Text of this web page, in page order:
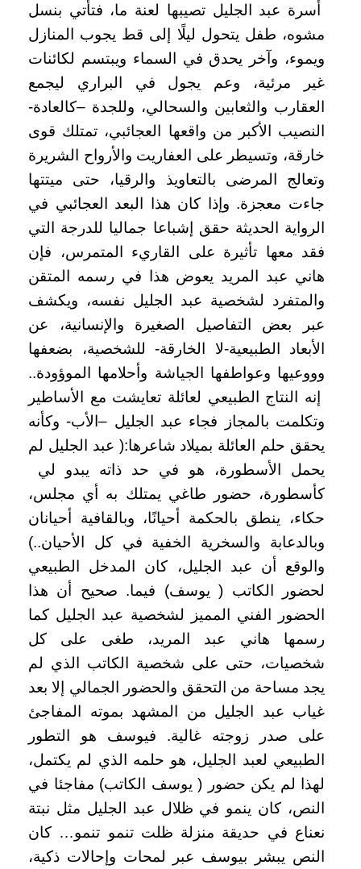
أسرة عبد الجليل تصيبها لعنة ما، فتأتي بنسل
مشوه، طفل يتحول ليلًا إلى قط يجوب المنازل
ويموء، وآخر يحدق في السماء ويبتسم لكائنات
غير مرئية، وعم يجول في البراري ليجمع
العقارب والثعابين والسحالي، وللجدة –كالعادة-
النصيب الأكبر من واقعها العجائبي، تمتلك قوى
خارقة، وتسيطر على العفاريت والأرواح الشريرة
وتعالج المرضى بالتعاويذ والرقيا، حتى ميتتها
جاءت معجزة. وإذا كان هذا البعد العجائبي في
الرواية الحديثة حقق إشباعا جماليا للدرجة التي
فقد معها تأثيرة على القاريء المتمرس، فإن
هاني عبد المريد يعوض هذا في رسمه المتقن
والمتفرد لشخصية عبد الجليل نفسه، ويكشف
عبر بعض التفاصيل الصغيرة والإنسانية، عن
الأبعاد الطبيعية-لا الخارقة- للشخصية، بضعفها
وووعيها وعواطفها الجياشة وأحلامها الموؤودة..
إنه النتاج الطبيعي لعائلة تعايشت مع الأساطير
وتكلمت بالمجاز فجاء عبد الجليل –الأب- وكأنه
يحقق حلم العائلة بميلاد شاعرها:( عبد الجليل لم
يحمل الأسطورة، هو في حد ذاته يبدو لي
كأسطورة، حضور طاغي يمتلك به أي مجلس،
حكاء، ينطق بالحكمة أحيانًا، وبالقافية أحيانان
وبالدعابة والسخرية الخفية في كل الأحيان..)
والوقع أن عبد الجليل، كان المدخل الطبيعي
لحضور الكاتب ( يوسف) فيما. صحيح أن هذا
الحضور الفني المميز لشخصية عبد الجليل كما
رسمها هاني عبد المريد، طغى على كل
شخصيات، حتى على شخصية الكاتب الذي لم
يجد مساحة من التحقق والحضور الجمالي إلا بعد
غياب عبد الجليل من المشهد بموته المفاجئ
على صدر زوجته غالية. فيوسف هو التطور
الطبيعي لعبد الجليل، هو حلمه الذي لم يكتمل،
لهذا لم يكن حضور ( يوسف الكاتب) مفاجئا في
النص، كان ينمو في ظلال عبد الجليل مثل نبتة
نعناع في حديقة منزلة ظلت تنمو تنمو… كان
النص يبشر بيوسف عبر لمحات وإحالات ذكية،